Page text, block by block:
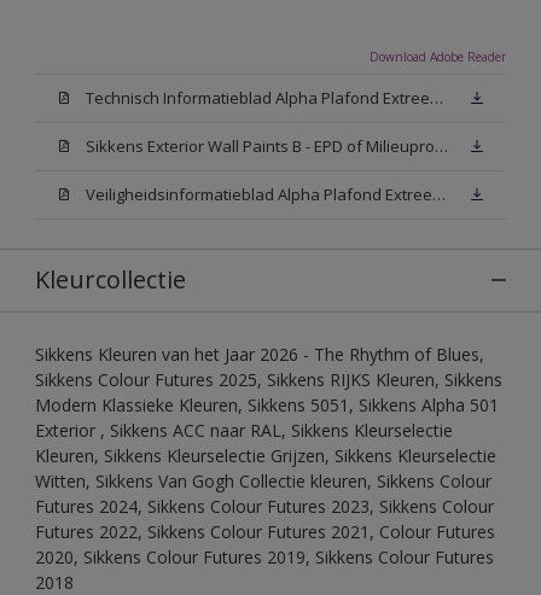
Download Adobe Reader
Technisch Informatieblad Alpha Plafond Extreem Mat (PDF)
Sikkens Exterior Wall Paints B - EPD of Milieuproductverklaring
Veiligheidsinformatieblad Alpha Plafond Extreem Mat White W05 (MSDS)
Kleurcollectie
Sikkens Kleuren van het Jaar 2026 - The Rhythm of Blues,
Sikkens Colour Futures 2025, Sikkens RIJKS Kleuren, Sikkens
Modern Klassieke Kleuren, Sikkens 5051, Sikkens Alpha 501
Exterior , Sikkens ACC naar RAL, Sikkens Kleurselectie
Kleuren, Sikkens Kleurselectie Grijzen, Sikkens Kleurselectie
Witten, Sikkens Van Gogh Collectie kleuren, Sikkens Colour
Futures 2024, Sikkens Colour Futures 2023, Sikkens Colour
Futures 2022, Sikkens Colour Futures 2021, Colour Futures
2020, Sikkens Colour Futures 2019, Sikkens Colour Futures
2018